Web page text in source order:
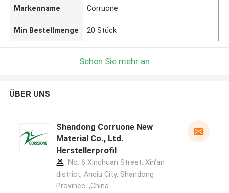
Markenname Corruone
Min Bestellmenge 20 Stück
Sehen Sie mehr an
ÜBER UNS
Shandong Corruone New
Material Co., Ltd.
Herstellerprofil
No. 6 Xinchuan Street, Xin'an
district, Anqiu City, Shandong
Province. ,China